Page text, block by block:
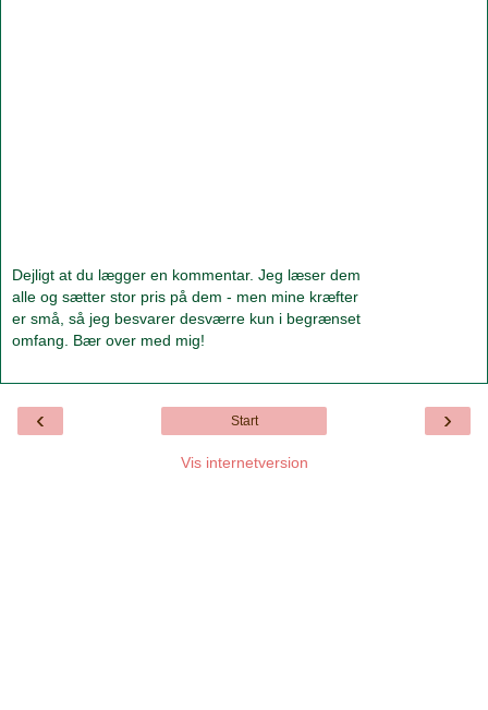
Dejligt at du lægger en kommentar. Jeg læser dem
alle og sætter stor pris på dem - men mine kræfter
er små, så jeg besvarer desværre kun i begrænset
omfang. Bær over med mig!
‹ ›
Start
Vis internetversion